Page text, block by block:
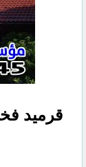
قرميد